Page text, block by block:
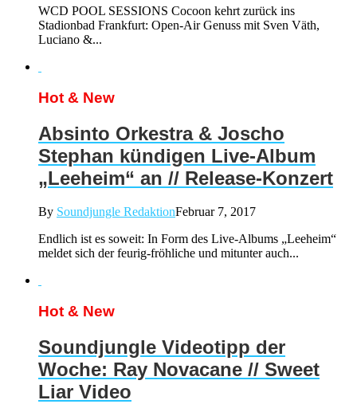
WCD POOL SESSIONS Cocoon kehrt zurück ins
Stadionbad Frankfurt: Open-Air Genuss mit Sven Väth,
Luciano &...
Hot & New
Absinto Orkestra & Joscho
Stephan kündigen Live-Album
„Leeheim“ an // Release-Konzert
By Soundjungle RedaktionFebruar 7, 2017
Endlich ist es soweit: In Form des Live-Albums „Leeheim“
meldet sich der feurig-fröhliche und mitunter auch...
Hot & New
Soundjungle Videotipp der
Woche: Ray Novacane // Sweet
Liar Video